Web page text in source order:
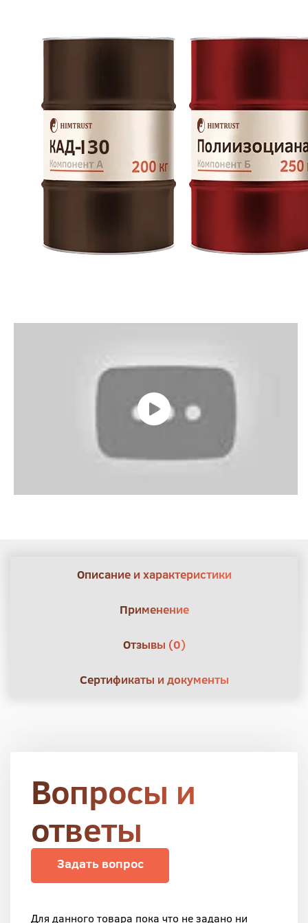
Описание и характеристики
Применение
Отзывы (0)
Сертификаты и документы
Вопросы и
ответы
Задать вопрос
Для данного товара пока что не задано ни